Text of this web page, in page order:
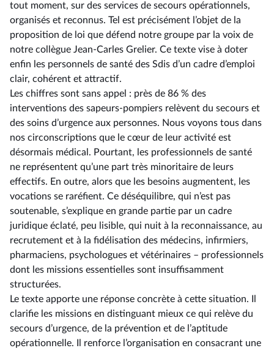
tout moment, sur des services de secours opérationnels,
organisés et reconnus. Tel est précisément l’objet de la
proposition de loi que défend notre groupe par la voix de
notre collègue Jean-Carles Grelier. Ce texte vise à doter
enfin les personnels de santé des Sdis d’un cadre d’emploi
clair, cohérent et attractif.
Les chiffres sont sans appel : près de 86 % des
interventions des sapeurs-pompiers relèvent du secours et
des soins d’urgence aux personnes. Nous voyons tous dans
nos circonscriptions que le cœur de leur activité est
désormais médical. Pourtant, les professionnels de santé
ne représentent qu’une part très minoritaire de leurs
effectifs. En outre, alors que les besoins augmentent, les
vocations se raréfient. Ce déséquilibre, qui n’est pas
soutenable, s’explique en grande partie par un cadre
juridique éclaté, peu lisible, qui nuit à la reconnaissance, au
recrutement et à la fidélisation des médecins, infirmiers,
pharmaciens, psychologues et vétérinaires –⁠ professionnels
dont les missions essentielles sont insuffisamment
structurées.
Le texte apporte une réponse concrète à cette situation. Il
clarifie les missions en distinguant mieux ce qui relève du
secours d’urgence, de la prévention et de l’aptitude
opérationnelle. Il renforce l’organisation en consacrant une